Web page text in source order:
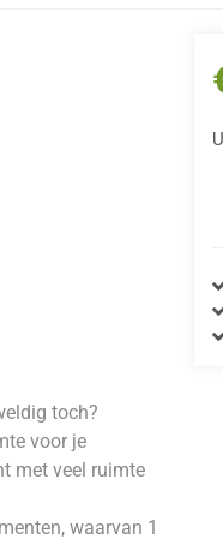
toch?
voor je
met veel ruimte
waarvan 1